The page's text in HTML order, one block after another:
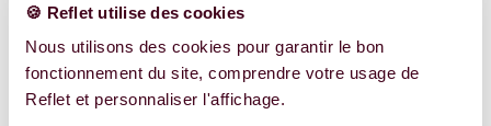
🍪 Reflet utilise des cookies
Nous utilisons des cookies pour garantir le bon
fonctionnement du site, comprendre votre usage de
Reflet et personnaliser l'affichage.
Plus de 400 femmes déjà accompagnées !